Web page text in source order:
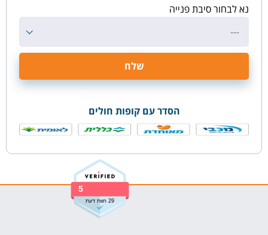
נא לבחור סיבת פנייה
---
הסדר עם קופות חולים
5
29 חוות דעת